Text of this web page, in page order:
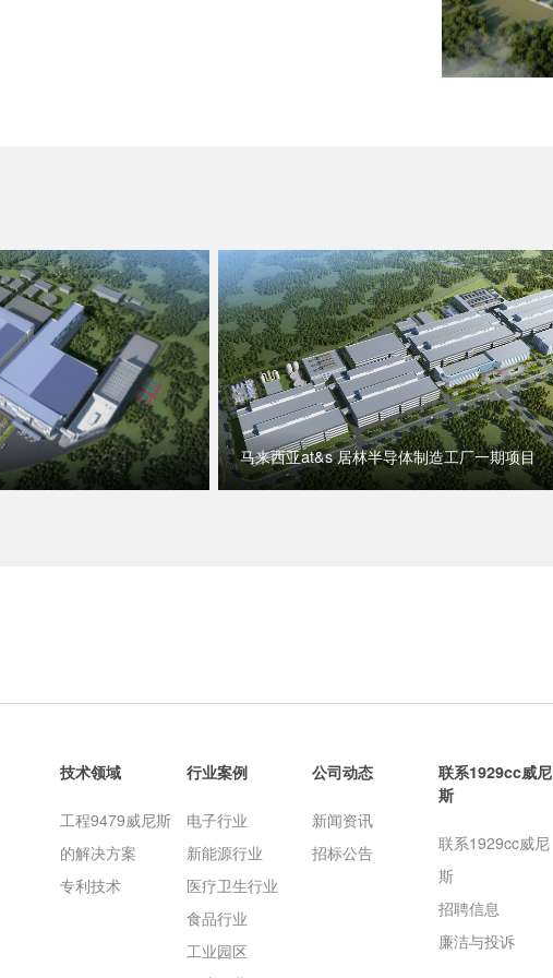
马来西亚at&s 居林半导体制造工厂一期项目
技术领域
工程9479威尼斯
的解决方案
专利技术
行业案例
电子行业
新能源行业
医疗卫生行业
食品行业
工业园区
公司动态
新闻资讯
招标公告
联系1929cc威尼
斯
联系1929cc威尼
斯
招聘信息
廉洁与投诉